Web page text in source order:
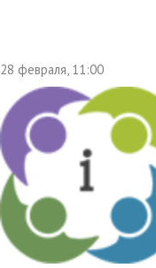
28 февраля, 11:00